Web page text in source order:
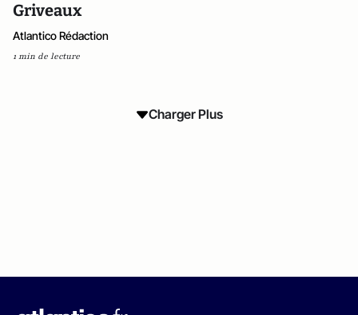
Griveaux
Atlantico Rédaction
1 min de lecture
Charger Plus